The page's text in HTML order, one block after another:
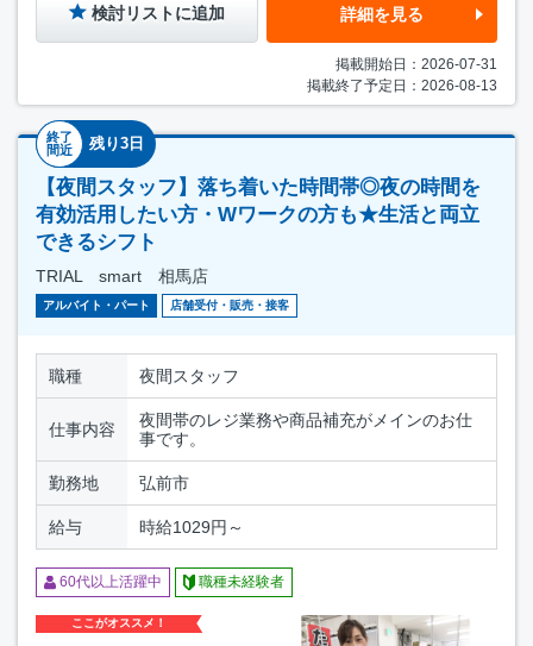
検討リストに追加 詳細を見る
掲載開始日：2026-07-31
掲載終了予定日：2026-08-13
終了
間近
残り3日
【夜間スタッフ】落ち着いた時間帯◎夜の時間を
有効活用したい方・Wワークの方も★生活と両立
できるシフト
TRIAL smart 相馬店
アルバイト・パート 店舗受付・販売・接客
職種 夜間スタッフ
仕事内容
夜間帯のレジ業務や商品補充がメインのお仕
事です。
勤務地 弘前市
給与 時給1029円～
60代以上活躍中 職種未経験者
ここがオススメ！